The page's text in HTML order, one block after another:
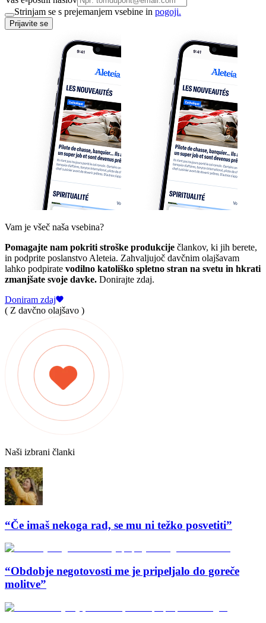
Strinjam se s prejemanjem vsebine in pogoji.
Prijavite se
Vam je všeč naša vsebina?
Pomagajte nam pokriti stroške produkcije člankov, ki jih berete,
in podprite poslanstvo Aleteia. Zahvaljujoč davčnim olajšavam
lahko podpirate vodilno katoliško spletno stran na svetu in hkrati
zmanjšate svoje davke. Donirajte zdaj.
Doniram zdaj
( Z davčno olajšavo )
Naši izbrani članki
“Če imaš nekoga rad, se mu ni težko posvetiti”
“Obdobje negotovosti me je pripeljalo do goreče
molitve”